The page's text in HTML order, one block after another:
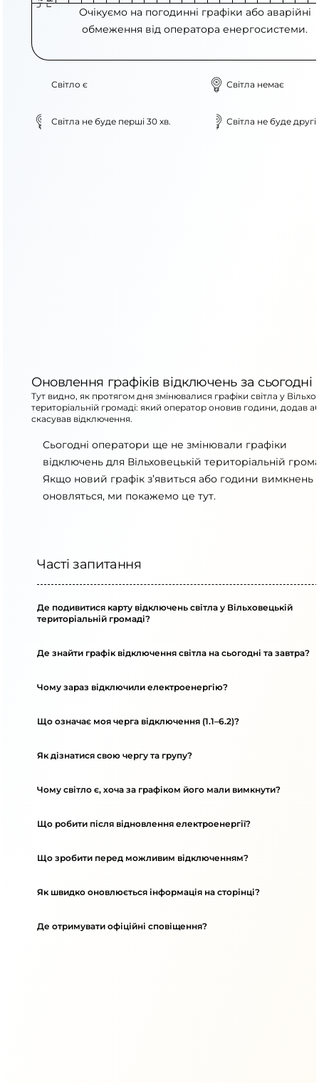
Очікуємо на погодинні графіки або аварійні
обмеження від оператора енергосистеми.
Світло є Світла немає
Світла не буде перші 30 хв. Світла не буде другі
Оновлення графіків відключень за сьогодні
Тут видно, як протягом дня змінювалися графіки світла у
територіальній громаді: який оператор оновив години, додав
скасував відключення.
Сьогодні оператори ще не змінювали графіки
відключень для Вільховецькій територіальній
Якщо новий графік з’явиться або години вимкнень
оновляться, ми покажемо це тут.
Часті запитання
Де подивитися карту відключень світла у Вільховецькій
територіальній громаді?
Де знайти графік відключення світла на сьогодні та завтра?
Чому зараз відключили електроенергію?
Що означає моя черга відключення (1.1–6.2)?
Як дізнатися свою чергу та групу?
Чому світло є, хоча за графіком його мали вимкнути?
Що робити після відновлення електроенергії?
Що зробити перед можливим відключенням?
Як швидко оновлюється інформація на сторінці?
Де отримувати офіційні сповіщення?